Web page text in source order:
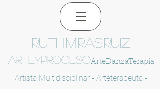
RUTH.MIRAS.RUIZ
ARTEyPROCESOArteDanzaTerapia
Artista Multidisciplinar - Arteterapeuta -